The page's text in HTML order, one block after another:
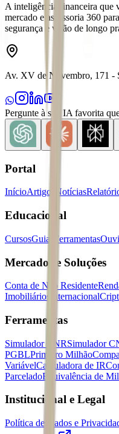
A inteligência financeira que
mercado e assessoria 360
segurança e visão de longo
Av. XV de Novembro, 171 -
Pergunte à sua IA favorita
Portal
InícioArtigos Notícias
Educacional
CursosGuias Ferramentas
Mercados e Soluções
Conta de Não Residente
Imobiliários
Internacional
Ferramentas
Simulador CNRSimulador
PGBLPrimeiro Milhão
VariávelCalculadora de IR
ParceladoEquivalência de
Institucional e Legal
Política de Dados e